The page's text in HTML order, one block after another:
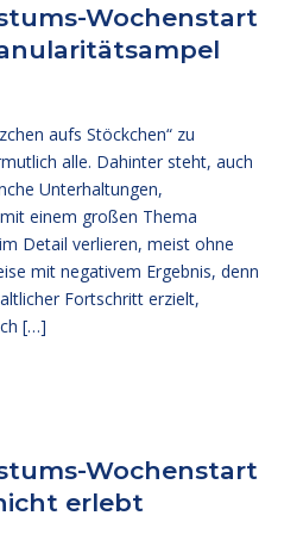
Wochenstart
aufs Stöckchen“ zu
alle. Dahinter steht, auch
Unterhaltungen,
einem großen Thema
Detail verlieren, meist ohne
mit negativem Ergebnis, denn
Fortschritt erzielt,
[…]
Wochenstart
erlebt